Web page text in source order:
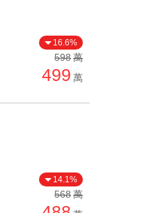
16.6%
598萬
499 萬
14.1%
568萬